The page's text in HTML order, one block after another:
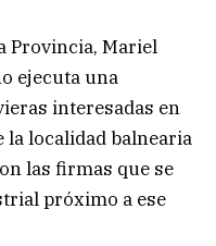
Provincia, Mariel
ejecuta una
interesadas en
localidad balnearia
las firmas que se
próximo a ese